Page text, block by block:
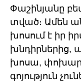
Փաշինյանը
տված։ Ամեն
խոսում է իր
խնդիրներից,
խոսա,
գոյություն